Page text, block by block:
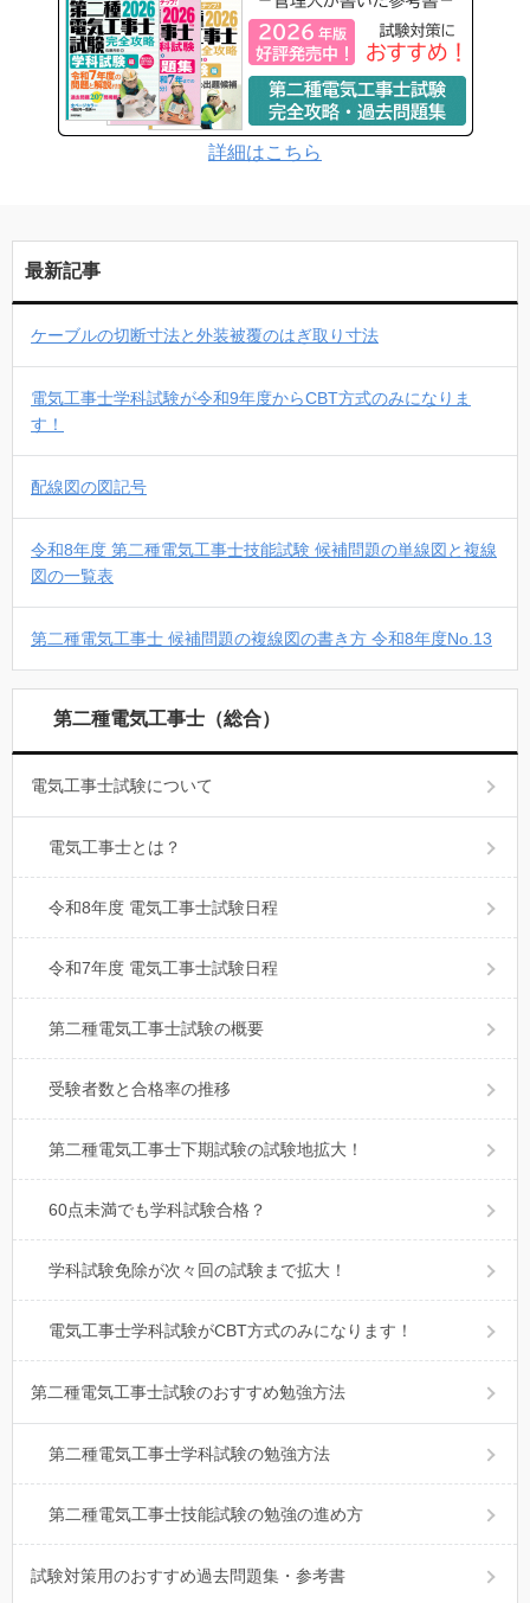
詳細はこちら
最新記事
ケーブルの切断寸法と外装被覆のはぎ取り寸法
電気工事士学科試験が令和9年度からCBT方式のみになりま
す！
配線図の図記号
令和8年度 第二種電気工事士技能試験 候補問題の単線図と複線
図の一覧表
第二種電気工事士 候補問題の複線図の書き方 令和8年度No.13
第二種電気工事士（総合）
電気工事士試験について
電気工事士とは？
令和8年度 電気工事士試験日程
令和7年度 電気工事士試験日程
第二種電気工事士試験の概要
受験者数と合格率の推移
第二種電気工事士下期試験の試験地拡大！
60点未満でも学科試験合格？
学科試験免除が次々回の試験まで拡大！
電気工事士学科試験がCBT方式のみになります！
第二種電気工事士試験のおすすめ勉強方法
第二種電気工事士学科試験の勉強方法
第二種電気工事士技能試験の勉強の進め方
試験対策用のおすすめ過去問題集・参考書